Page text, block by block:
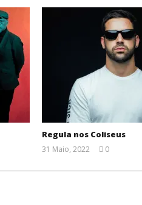
Regula nos Coliseus
31 Maio, 2022
Ventura
0